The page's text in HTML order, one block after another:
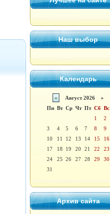
Наш выбор
Календарь
«
Август 2026 »
Пн Вт Ср Чт Пт Сб Вс
1
2
3
4 5 6 7 8
9
10
11 12 13 14 15
16
17
18 19 20 21 22
23
24
25 26 27 28 29
30
31
Архив сайта